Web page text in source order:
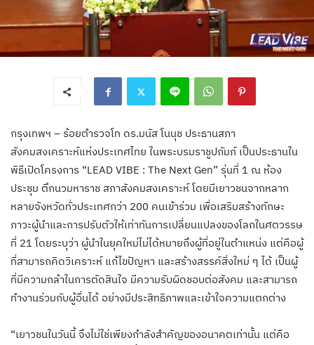
กรุงเทพฯ – ร้อยตำรวจโท ดร.มนัส โนนุช ประธานสภา
สังคมสงเคราะห์แห่งประเทศไทย ในพระบรมราชูปถัมภ์ เป็นประธานใน
พิธีเปิดโครงการ “LEAD VIBE : The Next Gen” รุ่นที่ 1 ณ ห้อง
ประชุม ตึกนวมหาราช สภาสังคมสงเคราะห์ โดยมีเยาวชนจากหลาก
หลายจังหวัดทั่วประเทศกว่า 200 คนเข้าร่วม เพื่อเสริมสร้างทักษะ
ภาวะผู้นำและการปรับตัวให้เท่าทันการเปลี่ยนแปลงของโลกในศตวรรษ
ที่ 21 โดยระบุว่า ผู้นำในยุคใหม่ไม่ได้หมายถึงผู้ที่อยู่ในตำแหน่ง แต่คือผู้
ที่สามารถคิดวิเคราะห์ แก้ไขปัญหา และสร้างสรรค์สิ่งใหม่ ๆ ได้ เป็นผู้
ที่มีความกล้าในการตัดสินใจ มีความรับผิดชอบต่อสังคม และสามารถ
ทำงานร่วมกับผู้อื่นได้ อย่างมีประสิทธิภาพและเข้าใจความแตกต่าง
“เยาวชนในวันนี้ จึงไม่ใช่เพียงกำลังสำคัญของอนาคตเท่านั้น แต่คือ